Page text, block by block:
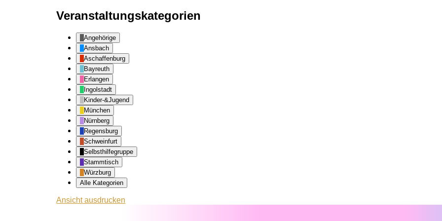
Veranstaltungskategorien
Angehörige
Ansbach
Aschaffenburg
Bayreuth
Erlangen
Ingolstadt
Kinder-&Jugend
München
Nürnberg
Regensburg
Schweinfurt
Selbsthilfegruppe
Stammtisch
Würzburg
Alle Kategorien
Ansichtausdrucken